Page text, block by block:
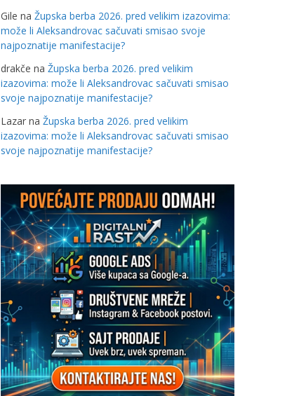
Gile na Župska berba 2026. pred velikim izazovima:
može li Aleksandrovac sačuvati smisao svoje
najpoznatije manifestacije?
drakče na Župska berba 2026. pred velikim
izazovima: može li Aleksandrovac sačuvati smisao
svoje najpoznatije manifestacije?
Lazar na Župska berba 2026. pred velikim
izazovima: može li Aleksandrovac sačuvati smisao
svoje najpoznatije manifestacije?